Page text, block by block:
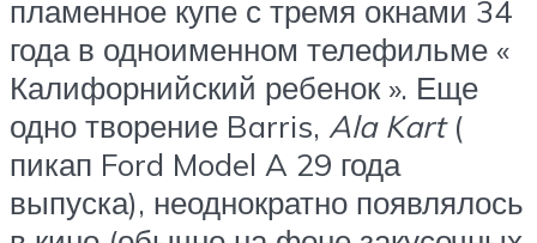
пламенное купе с тремя окнами 34
года в одноименном телефильме «
Калифорнийский ребенок ». Еще
одно творение Barris, Ala Kart (
пикап Ford Model A 29 года
выпуска), неоднократно появлялось